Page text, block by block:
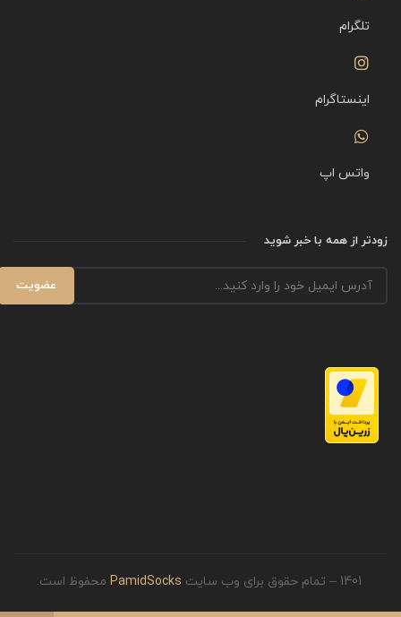
تلگرام
اینستاگرام
واتس اپ
زودتر از همه با خبر شوید
PamidSocks محفوظ است.